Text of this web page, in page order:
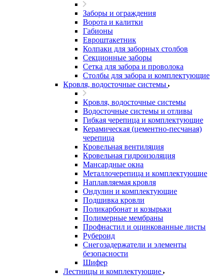
Заборы и ограждения
Ворота и калитки
Габионы
Евроштакетник
Колпаки для заборных столбов
Секционные заборы
Сетка для забора и проволока
Столбы для забора и комплектующие
Кровля, водосточные системы
Кровля, водосточные системы
Водосточные системы и отливы
Гибкая черепица и комплектующие
Керамическая (цементно-песчаная)
черепица
Кровельная вентиляция
Кровельная гидроизоляция
Мансардные окна
Металлочерепица и комплектующие
Наплавляемая кровля
Ондулин и комплектующие
Подшивка кровли
Поликарбонат и козырьки
Полимерные мембраны
Профнастил и оцинкованные листы
Рубероид
Снегозадержатели и элементы
безопасности
Шифер
Лестницы и комплектующие